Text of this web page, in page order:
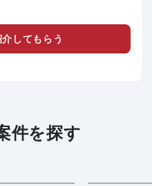
してもらう
件を探す